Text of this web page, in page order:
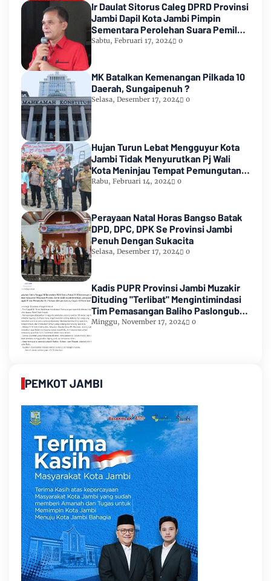
Ir Daulat Sitorus Caleg DPRD Provinsi
Jambi Dapil Kota Jambi Pimpin
Sementara Perolehan Suara Pemilu
2024
Sabtu, Februari 17, 2024 0
MK Batalkan Kemenangan Pilkada 10
Daerah, Sungaipenuh ?
Selasa, Desember 17, 2024 0
Hujan Turun Lebat Mengguyur Kota
Jambi Tidak Menyurutkan Pj Wali
Kota Meninjau Tempat Pemungutan
Suara Pemilu 2024
Rabu, Februari 14, 2024 0
Perayaan Natal Horas Bangso Batak
DPD, DPC, DPK Se Provinsi Jambi
Penuh Dengan Sukacita
Selasa, Desember 17, 2024 0
Kadis PUPR Provinsi Jambi Muzakir
Dituding "Terlibat" Mengintimindasi
Tim Pemasangan Baliho Paslongub
Romi-Sudirman
Minggu, November 17, 2024 0
PEMKOT JAMBI